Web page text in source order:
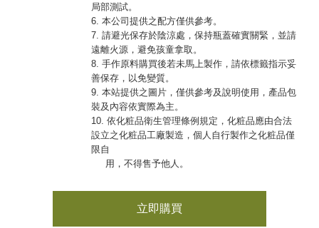
局部測試。
6. 本公司提供之配方僅供參考。
7. 請避光保存於陰涼處，保持瓶蓋確實關緊，並請
遠離火源，避免孩童拿取。
8. 手作原料購買後若未馬上製作，請依標籤指示妥
善保存，以免變質。
9. 本站提供之圖片，僅供參考及說明使用，產品包
裝及內容依實際為主。
10. 依化粧品衛生管理條例規定，化粧品應由合法
設立之化粧品工廠製造，個人自行製作之化粧品僅
限自
用，不得售予他人。
立即購買